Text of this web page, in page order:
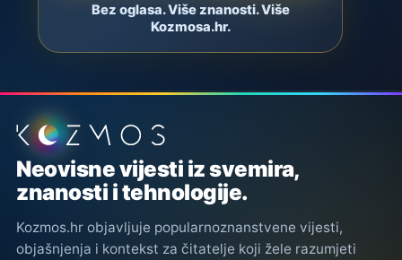
Bez oglasa. Više znanosti. Više
Kozmosa.hr.
Podnožje stranice
Neovisne vijesti iz svemira,
znanosti i tehnologije.
Kozmos.hr objavljuje popularnoznanstvene vijesti,
objašnjenja i kontekst za čitatelje koji žele razumjeti